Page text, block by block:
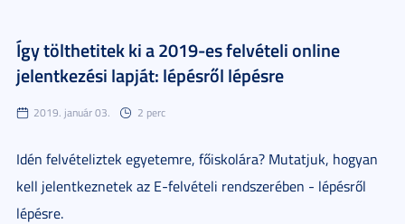
Így tölthetitek ki a 2019-es felvételi online
jelentkezési lapját: lépésről lépésre
2019. január 03. 2 perc
Idén felvételiztek egyetemre, főiskolára? Mutatjuk, hogyan
kell jelentkeznetek az E-felvételi rendszerében - lépésről
lépésre.